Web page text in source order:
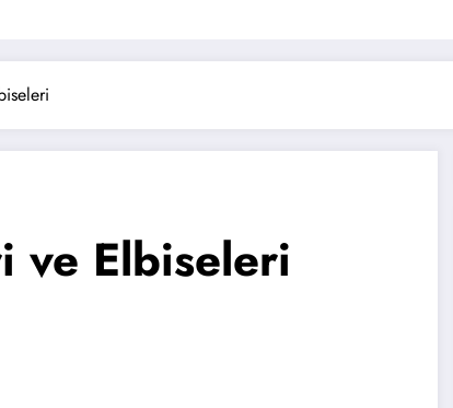
ve Elbiseleri